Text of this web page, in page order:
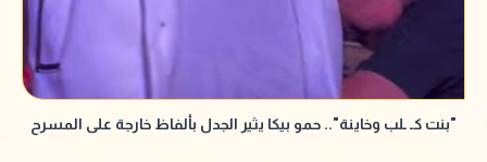
"بنت كـ ـلب وخاينة".. حمو بيكا يثير الجدل بألفاظ خارجة على المسرح